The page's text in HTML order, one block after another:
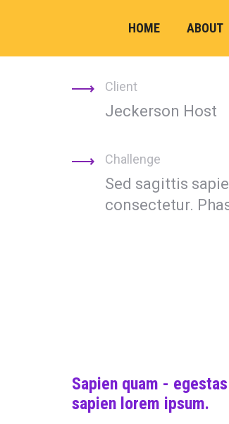
HOME ABOUT
Client
Jeckerson Host
Challenge
Sed sagittis
consectetur.
Sapien quam -
sapien lorem ipsum.